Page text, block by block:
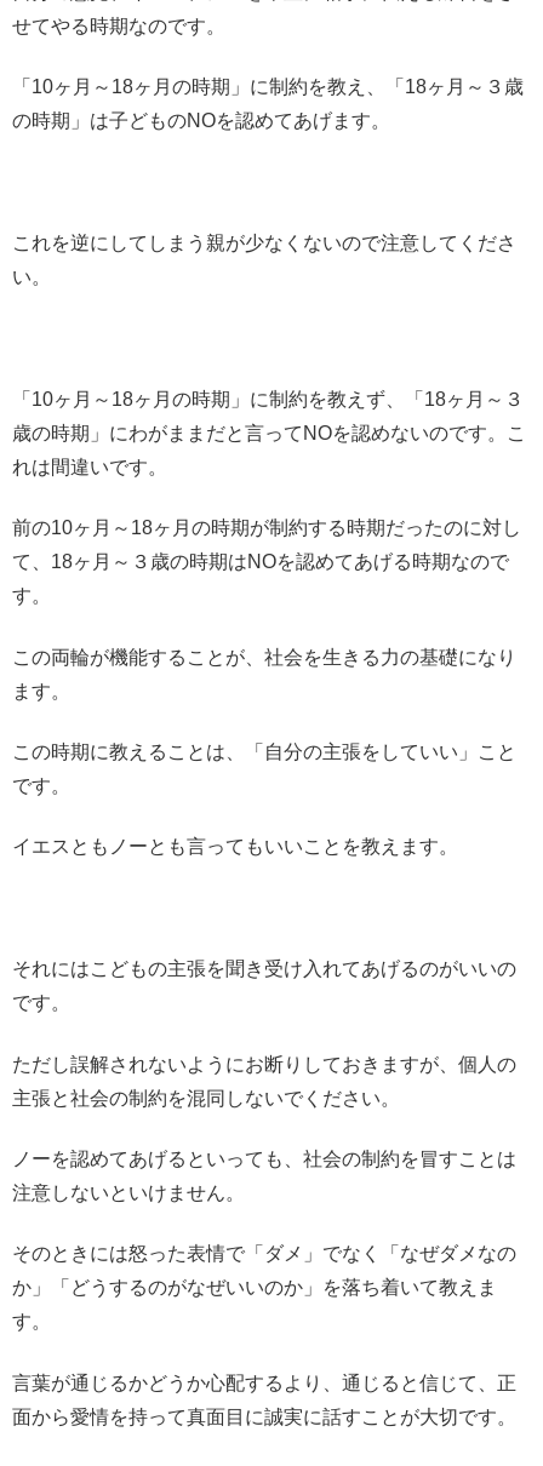
せてやる時期なのです。
「10ヶ月～18ヶ月の時期」に制約を教え、「18ヶ月～３歳
の時期」は子どものNOを認めてあげます。
これを逆にしてしまう親が少なくないので注意してくださ
い。
「10ヶ月～18ヶ月の時期」に制約を教えず、「18ヶ月～３
歳の時期」にわがままだと言ってNOを認めないのです。こ
れは間違いです。
前の10ヶ月～18ヶ月の時期が制約する時期だったのに対し
て、18ヶ月～３歳の時期はNOを認めてあげる時期なので
す。
この両輪が機能することが、社会を生きる力の基礎になり
ます。
この時期に教えることは、「自分の主張をしていい」こと
です。
イエスともノーとも言ってもいいことを教えます。
それにはこどもの主張を聞き受け入れてあげるのがいいの
です。
ただし誤解されないようにお断りしておきますが、個人の
主張と社会の制約を混同しないでください。
ノーを認めてあげるといっても、社会の制約を冒すことは
注意しないといけません。
そのときには怒った表情で「ダメ」でなく「なぜダメなの
か」「どうするのがなぜいいのか」を落ち着いて教えま
す。
言葉が通じるかどうか心配するより、通じると信じて、正
面から愛情を持って真面目に誠実に話すことが大切です。